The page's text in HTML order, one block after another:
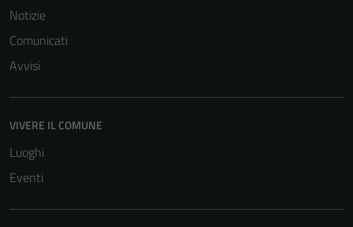
Notizie
Comunicati
Avvisi
VIVERE IL COMUNE
Luoghi
Eventi
funzionamento